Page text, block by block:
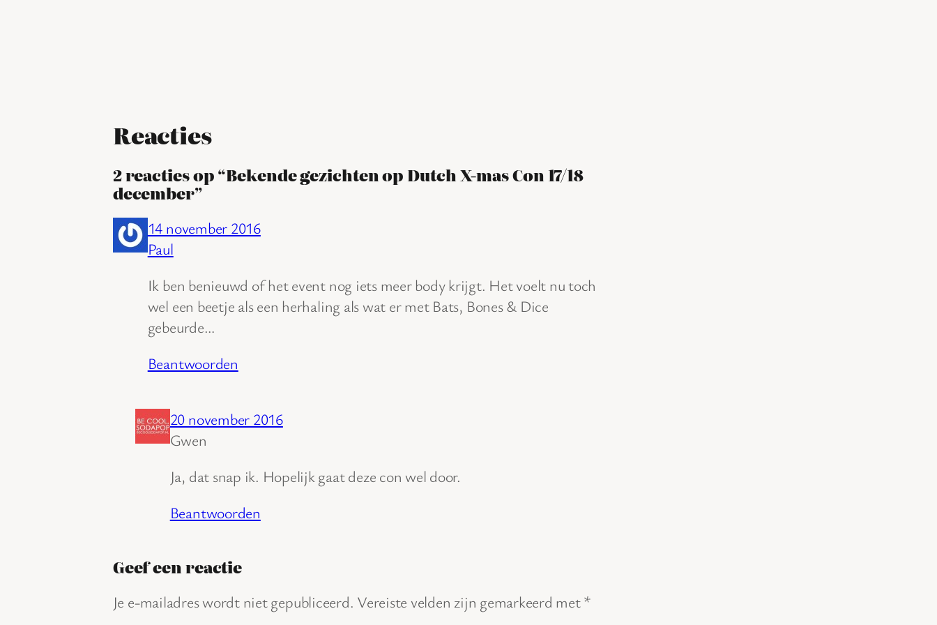
Reacties
2 reacties op “Bekende gezichten op Dutch X-mas Con 17/18
december”
14 november 2016
Paul
Ik ben benieuwd of het event nog iets meer body krijgt. Het voelt nu toch
wel een beetje als een herhaling als wat er met Bats, Bones & Dice
gebeurde…
Beantwoorden
20 november 2016
Gwen
Ja, dat snap ik. Hopelijk gaat deze con wel door.
Beantwoorden
Geef een reactie
Je e-mailadres wordt niet gepubliceerd. Vereiste velden zijn gemarkeerd met*